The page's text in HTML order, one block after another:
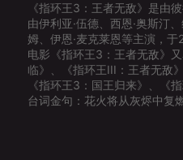
《指环王3：王者无敌》是由
由伊利亚·伍德、西恩·奥斯汀
姆、伊恩·麦克莱恩等主演，于
电影《指环王3：王者无敌》
临》、《指环王III：王者无敌
《指环王3：国王归来》、《
台词金句：花火将从灰烬中复